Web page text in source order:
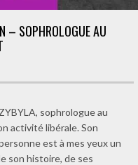
– SOPHROLOGUE AU
sophrologue au
activité libérale. Son
est à mes yeux un
son histoire, de ses